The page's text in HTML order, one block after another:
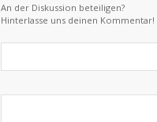
An der Diskussion beteiligen?
Hinterlasse uns deinen Kommentar!